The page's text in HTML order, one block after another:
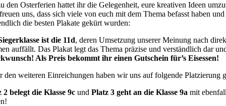
den Osterferien hattet ihr die Gelegenheit, eure kreativen Ideen
uns, dass sich viele von euch mit dem Thema befasst haben
die besten Plakate gekürt wurden:
ist die 11d, deren Umsetzung unserer Meinung nach
auffällt. Das Plakat legt das Thema präzise und verständlich dar
Als Preis bekommt ihr einen Gutschein für’s Eisessen!
den weiteren Einreichungen haben wir uns auf folgende Platzierung
2 belegt die Klasse 9c undPlatz 3 geht an die Klasse 9a mit